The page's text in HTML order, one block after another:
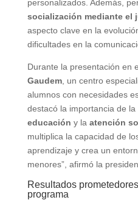
personalizados. Además,
socialización mediante el
aspecto clave en la
dificultades en la
Durante la presentación en
Gaudem, un centro
alumnos con necesidades
destacó la importancia de la
educación y la atención
multiplica la capacidad de
aprendizaje y crea un
menores”, afirmó la
Resultados
programa